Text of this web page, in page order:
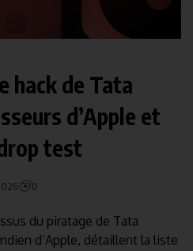
hack de Tata
d’Apple et
test
0
du piratage de Tata
d’Apple, détaillent la liste